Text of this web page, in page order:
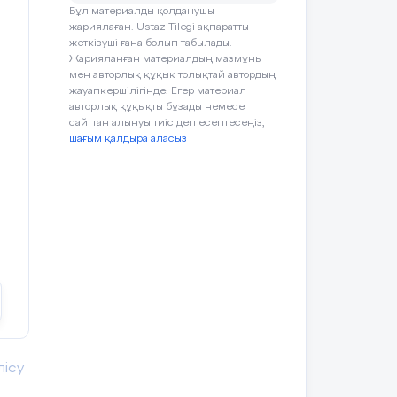
шеңбердің бойында жатса, онда
деп аталады. Басқаша айтқанда,
болады.
сызылған шеңбердің
ауданы
Бұл материалды қолданушы
жариялаған. Ustaz Tilegi ақпаратты
жеткізуші ғана болып табылады.
Жарияланған материалдың мазмұны
мен авторлық құқық толықтай автордың
жауапкершілігінде. Егер материал
авторлық құқықты бұзады немесе
сайттан алынуы тиіс деп есептесеңіз,
шағым қалдыра аласыз